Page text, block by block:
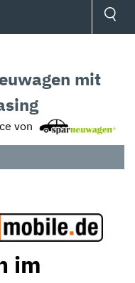
mit
von
im